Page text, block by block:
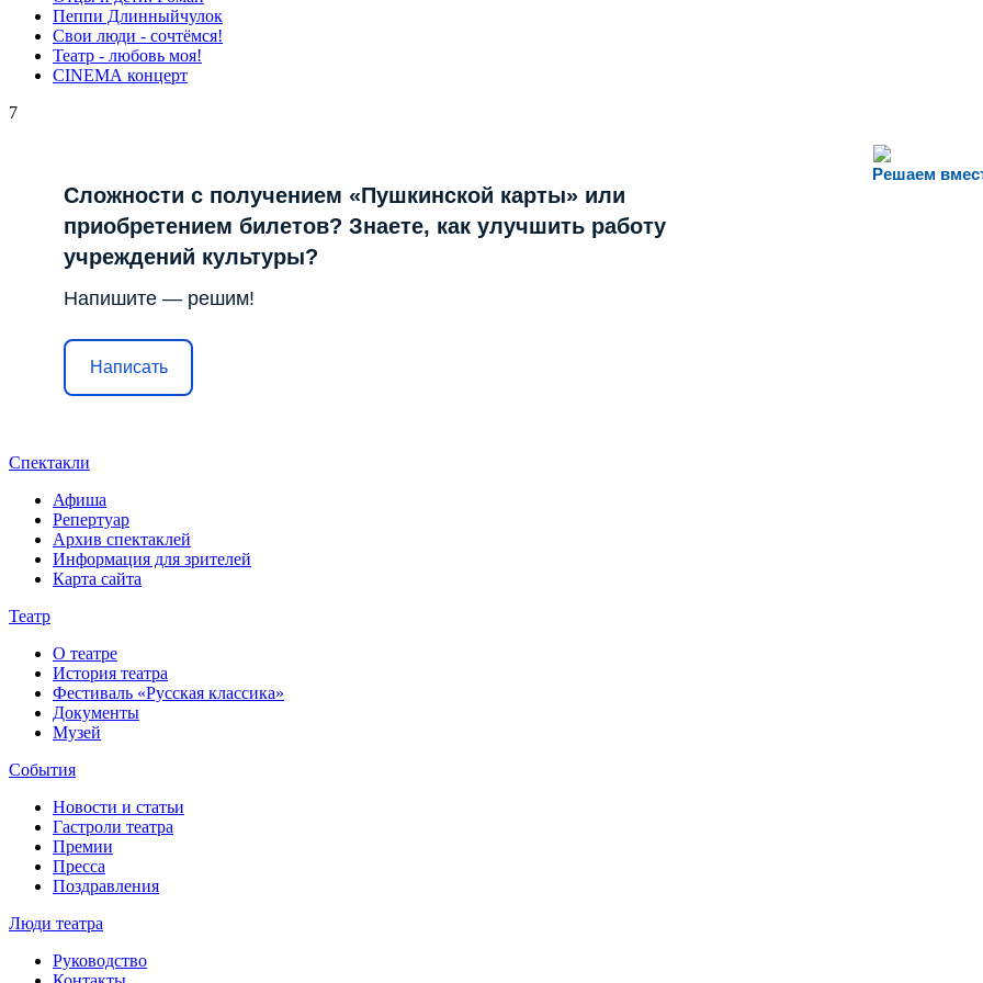
Пеппи Длинныйчулок
Свои люди - сочтёмся!
Театр - любовь моя!
СINЕМА концерт
7
Решаем
Сложности с получением «Пушкинской карты» или
приобретением билетов? Знаете, как улучшить работу
учреждений культуры?
Напишите — решим!
Написать
Спектакли
Афиша
Репертуар
Архив спектаклей
Информация для зрителей
Карта сайта
Театр
О театре
История театра
Фестиваль «Русская классика»
Документы
Музей
События
Новости и статьи
Гастроли театра
Премии
Пресса
Поздравления
Люди театра
Руководство